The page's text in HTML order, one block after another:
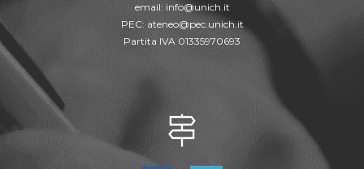
email: info@unich.it
PEC: ateneo@pec.unich.it
Partita IVA 01335970693